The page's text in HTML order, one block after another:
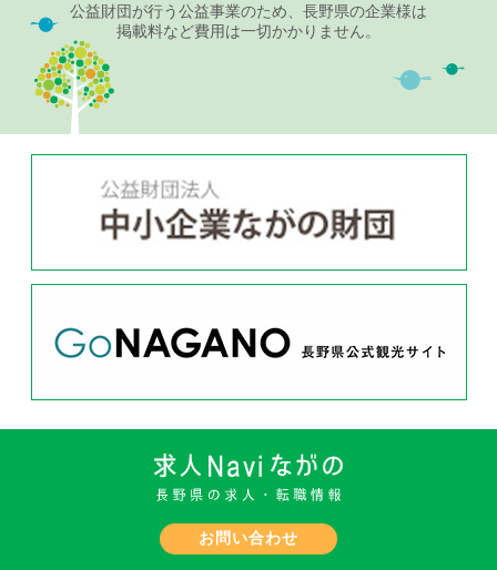
公益財団が行う公益事業のため、長野県の企業様は
掲載料など費用は一切かかりません。
お問い合わせ